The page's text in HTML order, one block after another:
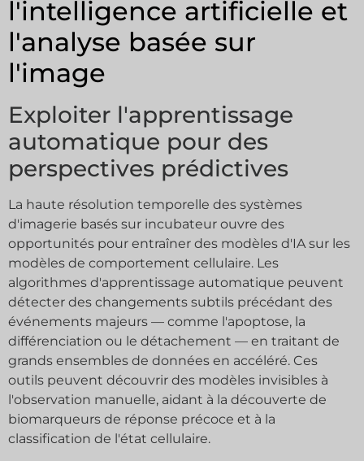
l'intelligence artificielle et
l'analyse basée sur
l'image
Exploiter l'apprentissage
automatique pour des
perspectives prédictives
La haute résolution temporelle des systèmes
d'imagerie basés sur incubateur ouvre des
opportunités pour entraîner des modèles d'IA sur les
modèles de comportement cellulaire. Les
algorithmes d'apprentissage automatique peuvent
détecter des changements subtils précédant des
événements majeurs — comme l'apoptose, la
différenciation ou le détachement — en traitant de
grands ensembles de données en accéléré. Ces
outils peuvent découvrir des modèles invisibles à
l'observation manuelle, aidant à la découverte de
biomarqueurs de réponse précoce et à la
classification de l'état cellulaire.